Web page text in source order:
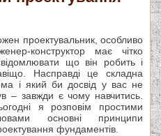
проектувальник, особливо
конструктор має чітко
що він робить і
Насправді це складна
і який би досвід у вас не
– завжди є чому навчитись.
я розповім простими
основні принципи
фундаментів.